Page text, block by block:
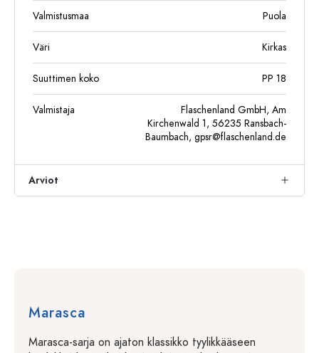
Valmistusmaa Puola
Väri Kirkas
Suuttimen koko PP 18
Valmistaja
Flaschenland GmbH, Am
Kirchenwald 1, 56235 Ransbach-
Baumbach, gpsr@flaschenland.de
Arviot
Marasca
Marasca-sarja on ajaton klassikko tyylikkääseen